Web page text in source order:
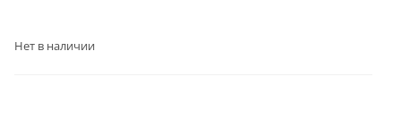
Нет в наличии